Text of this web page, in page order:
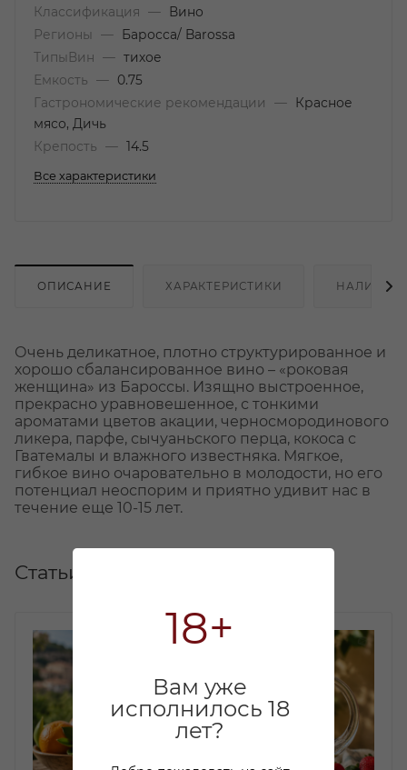
18+
Вам уже
исполнилось 18
лет?
Классификация —
Вино
Регионы
—
Баросса/ Barossa
ТипыВин
— тихое
Емкость
—
0.75
Гастрономические рекомендации
—
Красное
мясо, Дичь
Крепость
— 14.5
Все характеристики
ОПИСАНИЕ ХАРАКТЕРИСТИКИ НАЛИЧИЕ
Очень деликатное, плотно структурированное и
хорошо сбалансированное вино – «роковая
женщина» из Бароссы. Изящно выстроенное,
прекрасно уравновешенное, с тонкими
ароматами цветов акации, черносмородинового
ликера, парфе, сычуаньского перца, кокоса с
Гватемалы и влажного известняка. Мягкое,
гибкое вино очаровательно в молодости, но его
потенциал неоспорим и приятно удивит нас в
течение еще 10-15 лет.
Статьи